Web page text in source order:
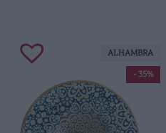
- 35%
ALHAMBRA